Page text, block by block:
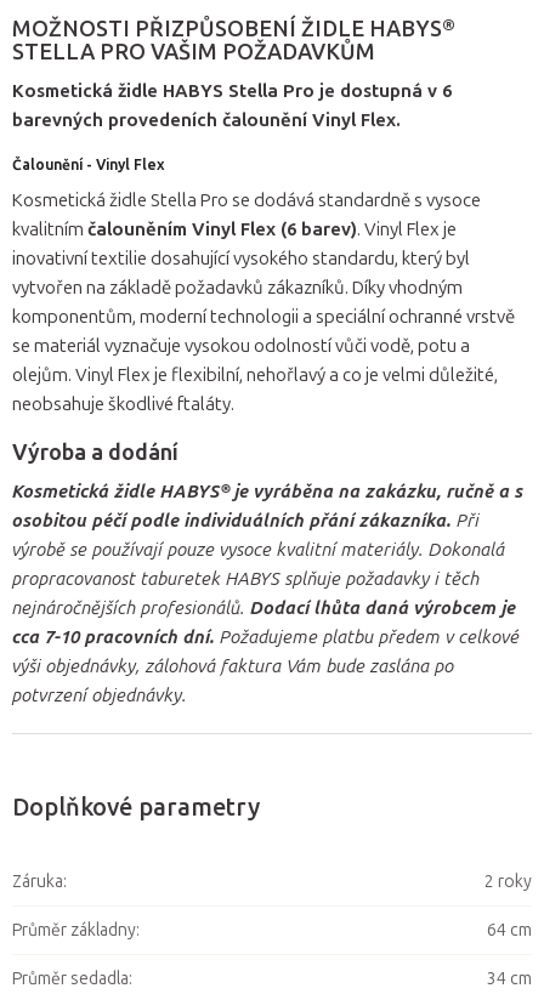
MOŽNOSTI PŘIZPŮSOBENÍ ŽIDLE HABYS®
STELLA PRO VAŠIM POŽADAVKŮM
Kosmetická židle HABYS Stella Pro je dostupná v 6
barevných provedeních čalounění Vinyl Flex.
Čalounění - Vinyl Flex
Kosmetická židle Stella Pro se dodává standardně s vysoce
kvalitním čalouněním Vinyl Flex (6 barev). Vinyl Flex je
inovativní textilie dosahující vysokého standardu, který byl
vytvořen na základě požadavků zákazníků. Díky vhodným
komponentům, moderní technologii a speciální ochranné vrstvě
se materiál vyznačuje vysokou odolností vůči vodě, potu a
olejům. Vinyl Flex je flexibilní, nehořlavý a co je velmi důležité,
neobsahuje škodlivé ftaláty.
Výroba a dodání
Kosmetická židle HABYS® je vyráběna na zakázku, ručně a s
osobitou péčí podle individuálních přání zákazníka. Při
výrobě se používají pouze vysoce kvalitní materiály. Dokonalá
propracovanost taburetek HABYS splňuje požadavky i těch
nejnáročnějších profesionálů. Dodací lhůta daná výrobcem je
cca 7-10 pracovních dní. Požadujeme platbu předem v celkové
výši objednávky, zálohová faktura Vám bude zaslána po
potvrzení objednávky.
Doplňkové parametry
Záruka: 2 roky
Průměr základny: 64 cm
Průměr sedadla: 34 cm